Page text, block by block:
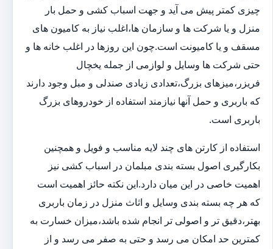
چیزی کمتر پیش می آید و جهت اسباب کشی و حمل بار
منزل و یا شرکت ها و سازمان ها،اغلب نیاز به کامیون های
مسقف و یا کامیونت است.چون این روزها در اغلب خانه ها و
حتی شرکت ها وسایل و لوازمی از جمله یخچال
فریزر،میزهای بزرگ،تعدادی زیادی صندلی و مبل وجود دارند
که باربری و حمل آنها نیازمند استفاده از خودروهای بزرگ
باربری است.
استفاده از کارتن های چند لایه مناسب و فویل و همچنین
بکارگیری اصول بسته بندی مبلمان در اسباب کشی نیز
اهمیت خاصی در این میان دارد.این نکته حائز اهمیت است
که هر چه بسته بندی وسایل و اثاث منزل در زمان باربری
بهتر،دقیق تر و اصولی تر انجام شده باشد،میزان خسارت به
کمترین حد امکان می رسد و حتی به صفر می رسد و از